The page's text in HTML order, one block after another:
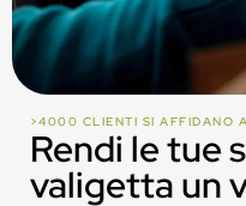
>4000 CLIENTI SI AFFIDANO
Rendi le tue
valigetta un